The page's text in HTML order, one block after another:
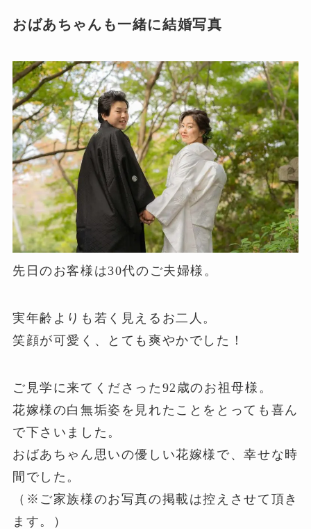
おばあちゃんも一緒に結婚写真
先日のお客様は30代のご夫婦様。
実年齢よりも若く見えるお二人。
笑顔が可愛く、とても爽やかでした！
ご見学に来てくださった92歳のお祖母様。
花嫁様の白無垢姿を見れたことをとっても喜ん
で下さいました。
おばあちゃん思いの優しい花嫁様で、幸せな時
間でした。
（※ご家族様のお写真の掲載は控えさせて頂き
ます。）